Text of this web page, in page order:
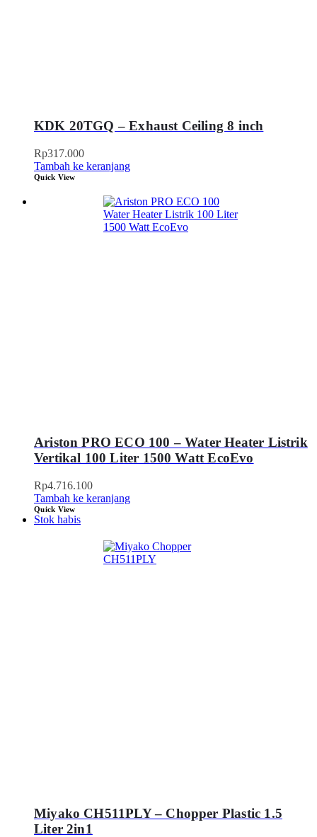
KDK 20TGQ – Exhaust Ceiling 8 inch
Rp317.000
Tambah ke keranjang
Quick View
Ariston PRO ECO 100 – Water Heater Listrik
Vertikal 100 Liter 1500 Watt EcoEvo
Rp4.716.100
Tambah ke keranjang
Quick View
Stok habis
Miyako CH511PLY – Chopper Plastic 1.5
Liter 2in1